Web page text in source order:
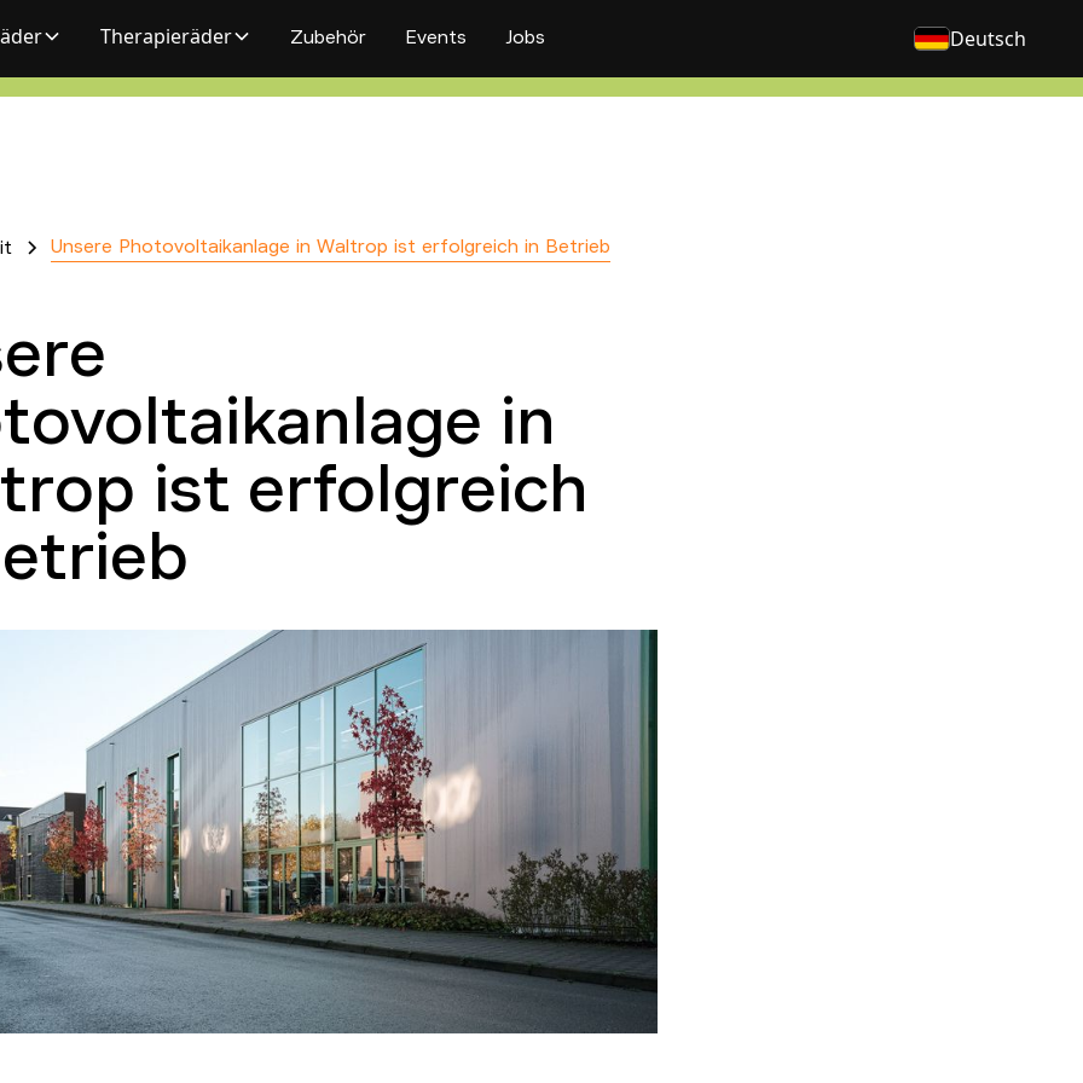
Therapieräder Zubehör Events Jobs Deutsch
Unsere Photovoltaikanlage in Waltrop ist erfolgreich in Betrieb
in
ist erfolgreich